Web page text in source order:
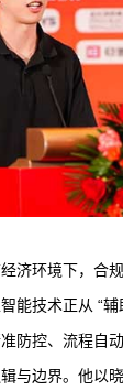
济环境下，合
能技术正从 “辅
防控、流程自
与边界。他以